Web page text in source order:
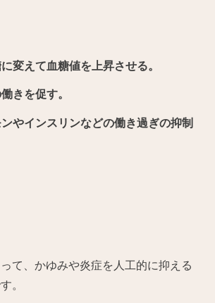
変えて血糖値を上昇させる。
きを促す。
やインスリンなどの働き過ぎの抑制
て、かゆみや炎症を人工的に抑える
。